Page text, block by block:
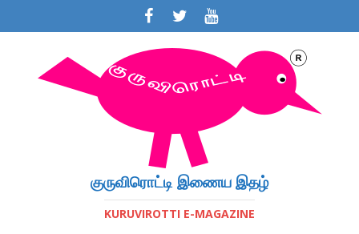
குருவிரொட்டி இணைய இதழ்
KURUVIROTTI E-MAGAZINE